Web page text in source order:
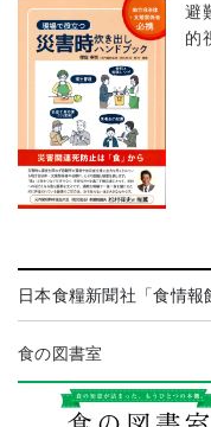
避
的
日本食糧新聞社「食情報
食の図書室